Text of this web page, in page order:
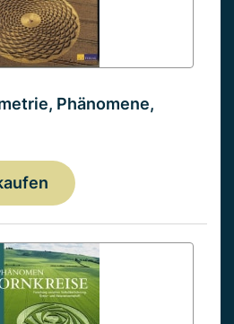
Phänomene,